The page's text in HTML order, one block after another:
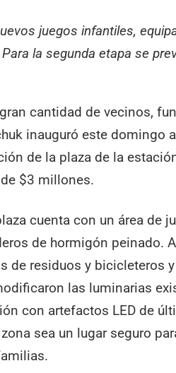
juegos infantiles,
la segunda etapa se
cantidad de vecinos,
inauguró este domingo
de la plaza de la
$3 millones.
cuenta con un área de
de hormigón peinado.
de residuos y bicicleteros
las luminarias
con artefactos LED de
sea un lugar seguro